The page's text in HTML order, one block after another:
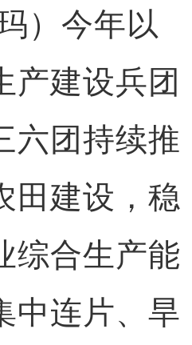
）今年以
产建设兵团
六团持续推
田建设，稳
综合生产能
中连片、旱